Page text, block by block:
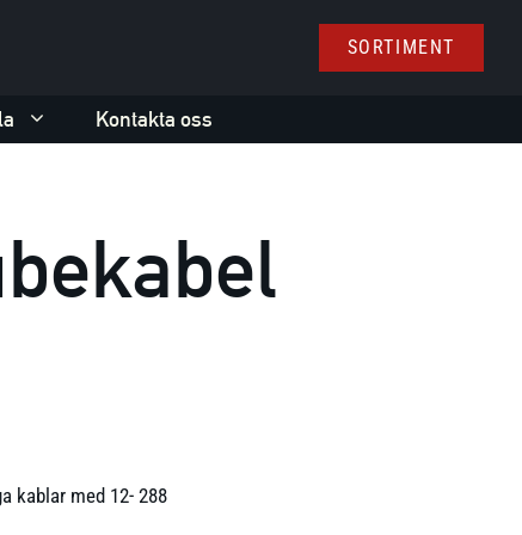
SORTIMENT
Kontakta oss
kablar med 12- 288